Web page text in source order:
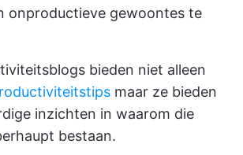
onproductieve gewoontes te
bieden niet alleen
maar ze bieden
inzichten in waarom die
bestaan.